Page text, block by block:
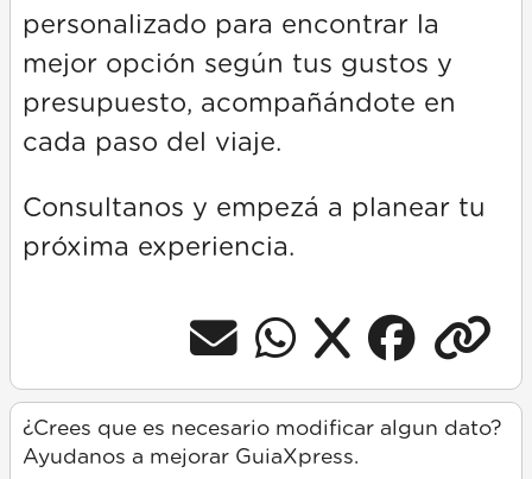
personalizado para encontrar la
mejor opción según tus gustos y
presupuesto, acompañándote en
cada paso del viaje.
Consultanos y empezá a planear tu
próxima experiencia.
¿Crees que es necesario modificar algun dato?
Ayudanos a mejorar GuiaXpress.